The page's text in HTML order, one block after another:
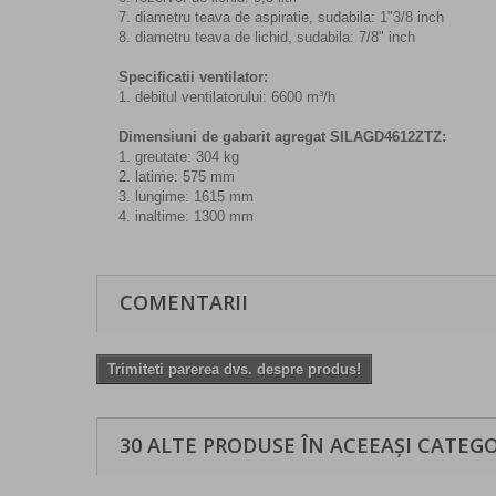
7. diametru teava de aspiratie, sudabila: 1"3/8 inch
8. diametru teava de lichid, sudabila: 7/8" inch
Specificatii ventilator:
1. debitul ventilatorului: 6600 m³/h
Dimensiuni de gabarit agregat SILAGD4612ZTZ:
1. greutate: 304 kg
2. latime: 575 mm
3. lungime: 1615 mm
4. inaltime: 1300 mm
COMENTARII
Trimiteti parerea dvs. despre produs!
30 ALTE PRODUSE ÎN ACEEAȘI